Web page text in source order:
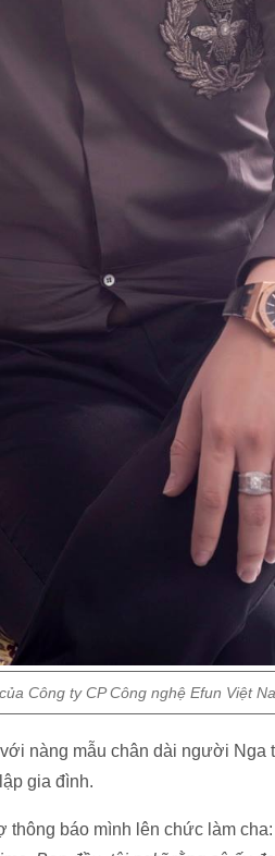
Công ty CP Công nghệ Efun Việt
nàng mẫu chân dài người Nga
gia đình.
báo mình lên chức làm cha: